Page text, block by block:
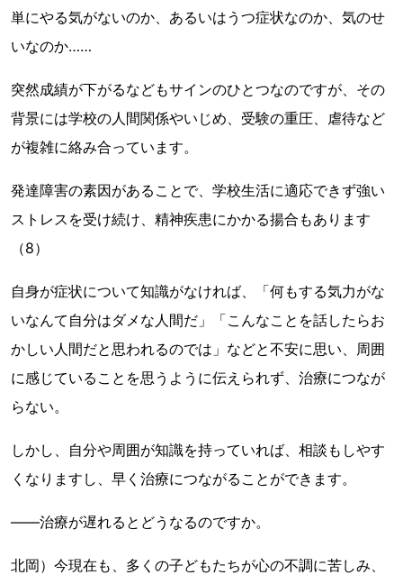
単にやる気がないのか、あるいはうつ症状なのか、気のせ
いなのか……
突然成績が下がるなどもサインのひとつなのですが、その
背景には学校の人間関係やいじめ、受験の重圧、虐待など
が複雑に絡み合っています。
発達障害の素因があることで、学校生活に適応できず強い
ストレスを受け続け、精神疾患にかかる揚合もあります
（8）
自身が症状について知識がなければ、「何もする気力がな
いなんて自分はダメな人間だ」「こんなことを話したらお
かしい人間だと思われるのでは」などと不安に思い、周囲
に感じていることを思うように伝えられず、治療につなが
らない。
しかし、自分や周囲が知識を持っていれば、相談もしやす
くなりますし、早く治療につながることができます。
――治療が遅れるとどうなるのですか。
北岡）今現在も、多くの子どもたちが心の不調に苦しみ、